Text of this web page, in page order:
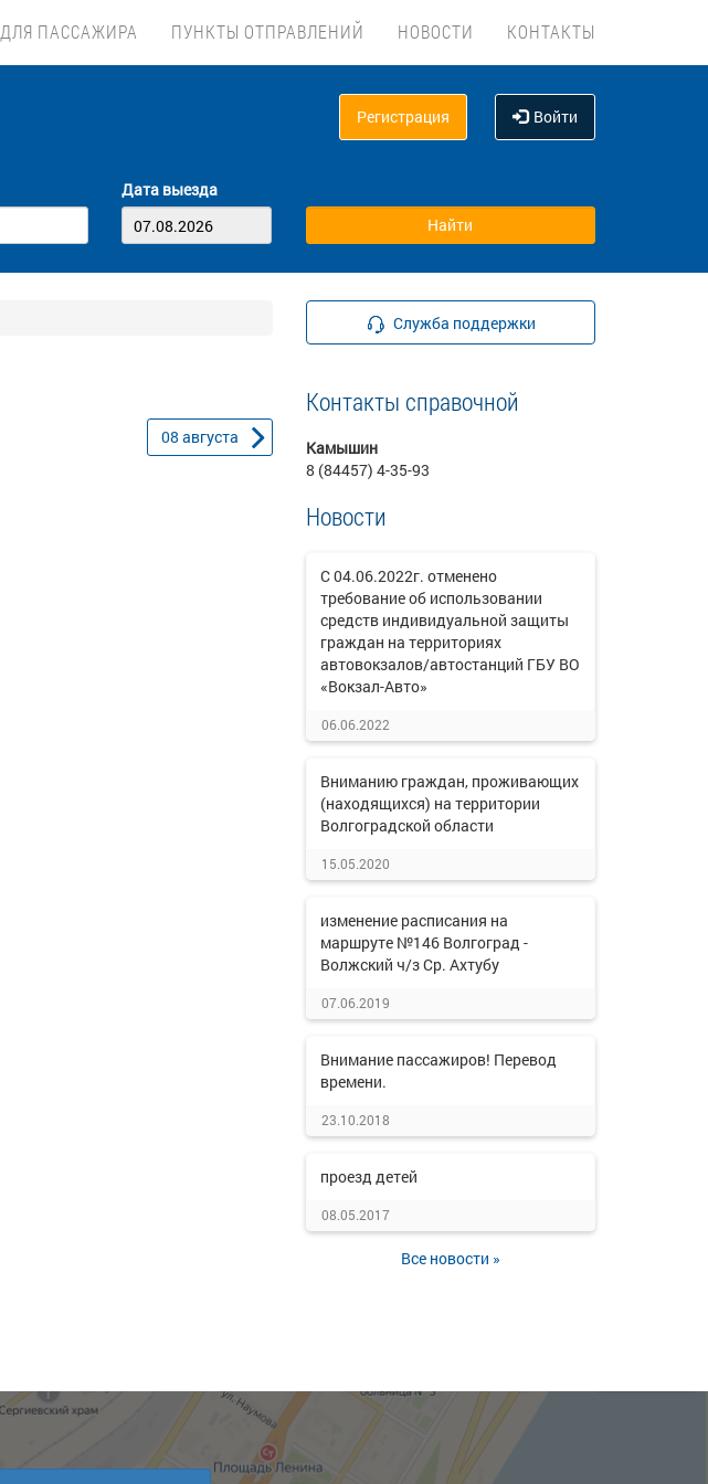
ДЛЯ ПАССАЖИРА ПУНКТЫ ОТПРАВЛЕНИЙ НОВОСТИ КОНТАКТЫ
Регистрация Войти
Дата выезда
08 августа
Служба поддержки
Контакты справочной
Камышин
8 (84457) 4-35-93
Новости
С 04.06.2022г. отменено
требование об использовании
средств индивидуальной защиты
граждан на территориях
автовокзалов/автостанций ГБУ ВО
«Вокзал-Авто»
06.06.2022
Вниманию граждан, проживающих
(находящихся) на территории
Волгоградской области
15.05.2020
изменение расписания на
маршруте №146 Волгоград -
Волжский ч/з Ср. Ахтубу
07.06.2019
Внимание пассажиров! Перевод
времени.
23.10.2018
проезд детей
08.05.2017
Все новости »